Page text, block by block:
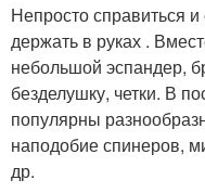
Непросто справиться
держать в руках .
небольшой эспандер,
безделушку, четки. В
популярны
наподобие спинеров,
др.